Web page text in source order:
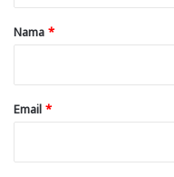
rNama *
Email *